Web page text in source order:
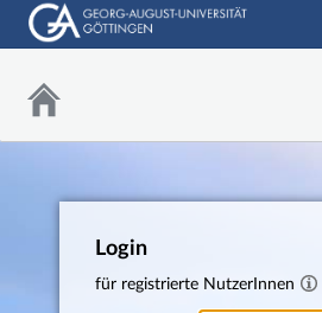
Login
für registrierte NutzerInnen